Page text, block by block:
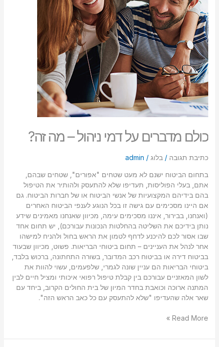
font_download סמן קישורים
לאפס
את
כל
האפשרויות
cached
כולם מדברים על דמי ניהול – מה זה?
כתיבת תגובה / בלוג/
admin
בתחום הביטוח ישנם לא מעט שטחים "אפורים", שטחים שבהם,
אתם, בעלי הפוליסות, תעדיפו שלא להתעסק ולהותיר את הטיפול
בהם בידיהם המקצועיות של אנשי הביטוח או של חברות הביטוח. גם
אם היינו מסכימים עם גישה זו בכל הנוגע לענפי הביטוח האחרים
(ואנחנו, בבירור, איננו מסכימים עימה, מכיוון שאנחנו מאמינים שידע
נותן בידיכם את השליטה בהחלטות הנכונות עבורכם), יש תחום אחד
שבו אסור לכם להיכנע לדחף לטמון את הראש בחול ולהניח למישהו
אחר לנהל את העניינים – תחום ביטוחי הבריאות. פשוט, מכיוון שבעוד
בביטוח דירה או בביטוח רכב המדובר, בשורה התחתונה, ברכוש בלבד,
ביטוחי הבריאות הם עניין שונה לגמרי, שלפעמים, עשוי להוות את
לשון המאזניים עבורכם בין קבלת טיפול רפואי איכותי ומציל חיים לבין
המתנה ארוכה וכואבת בחדר המיון של בית החולים הקרוב, ביחד עם
שאר אלה שהעדיפו "שלא להתעסק עם כל כאב הראש הזה".
מה
זה?
Read More »